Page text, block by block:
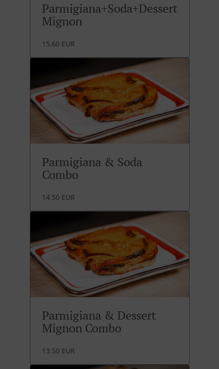
Parmigiana+Soda+Dessert
Mignon
15.60 EUR
Parmigiana & Soda
Combo
14.50 EUR
Parmigiana & Dessert
Mignon Combo
13.50 EUR